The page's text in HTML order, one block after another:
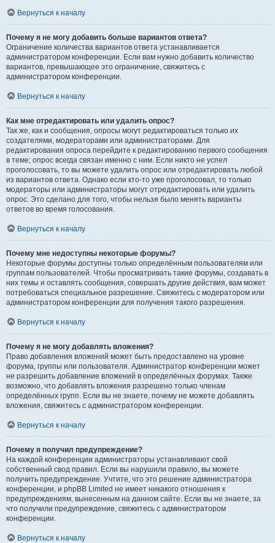
Вернуться к началу
Почему я не могу добавить больше вариантов ответа?
Ограничение количества вариантов ответа устанавливается
администратором конференции. Если вам нужно добавить количество
вариантов, превышающее это ограничение, свяжитесь с
администратором конференции.
Вернуться к началу
Как мне отредактировать или удалить опрос?
Так же, как и сообщения, опросы могут редактироваться только их
создателями, модераторами или администраторами. Для
редактирования опроса перейдите к редактированию первого сообщения
в теме; опрос всегда связан именно с ним. Если никто не успел
проголосовать, то вы можете удалить опрос или отредактировать любой
из вариантов ответа. Однако если кто-то уже проголосовал, то только
модераторы или администраторы могут отредактировать или удалить
опрос. Это сделано для того, чтобы нельзя было менять варианты
ответов во время голосования.
Вернуться к началу
Почему мне недоступны некоторые форумы?
Некоторые форумы доступны только определённым пользователям или
группам пользователей. Чтобы просматривать такие форумы, создавать в
них темы и оставлять сообщения, совершать другие действия, вам может
потребоваться специальное разрешение. Свяжитесь с модератором или
администратором конференции для получения такого разрешения.
Вернуться к началу
Почему я не могу добавлять вложения?
Право добавления вложений может быть предоставлено на уровне
форума, группы или пользователя. Администратор конференции может
не разрешить добавление вложений в определённых форумах. Также
возможно, что добавлять вложения разрешено только членам
определённых групп. Если вы не знаете, почему не можете добавлять
вложения, свяжитесь с администратором конференции.
Вернуться к началу
Почему я получил предупреждение?
На каждой конференции администраторы устанавливают свой
собственный свод правил. Если вы нарушили правило, вы можете
получить предупреждение. Учтите, что это решение администратора
конференции, и phpBB Limited не имеет никакого отношения к
предупреждениям, вынесенным на данном сайте. Если вы не знаете, за
что получили предупреждение, свяжитесь с администратором
конференции.
Вернуться к началу